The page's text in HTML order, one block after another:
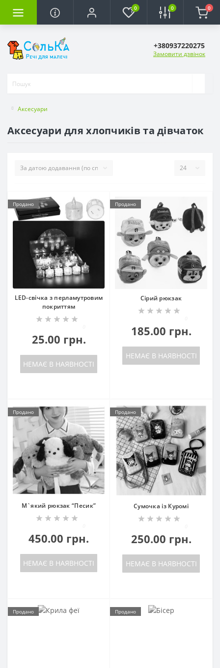
0 0 0
+380937220275
Замовити дзвінок
Аксесуари
Аксесуари для хлопчиків та дівчаток
Продано
LED-свічка з перламутровим
покриттям
25.00 грн.
НЕМАЄ В НАЯВНОСТІ
Продано
Сірий рюкзак
185.00 грн.
НЕМАЄ В НАЯВНОСТІ
Продано
М`який рюкзак “Песик”
450.00 грн.
НЕМАЄ В НАЯВНОСТІ
Продано
Сумочка із Куромі
250.00 грн.
НЕМАЄ В НАЯВНОСТІ
Продано Продано